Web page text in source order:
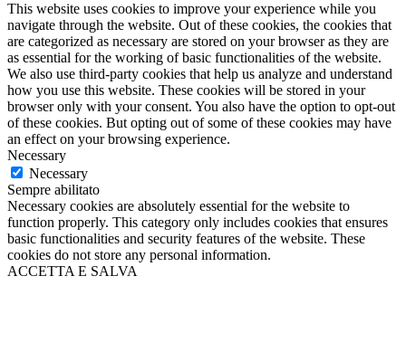
This website uses cookies to improve your experience while you
navigate through the website. Out of these cookies, the cookies that
are categorized as necessary are stored on your browser as they are
as essential for the working of basic functionalities of the website.
We also use third-party cookies that help us analyze and understand
how you use this website. These cookies will be stored in your
browser only with your consent. You also have the option to opt-out
of these cookies. But opting out of some of these cookies may have
an effect on your browsing experience.
Necessary
Necessary
Sempre abilitato
Necessary cookies are absolutely essential for the website to
function properly. This category only includes cookies that ensures
basic functionalities and security features of the website. These
cookies do not store any personal information.
ACCETTA E SALVA